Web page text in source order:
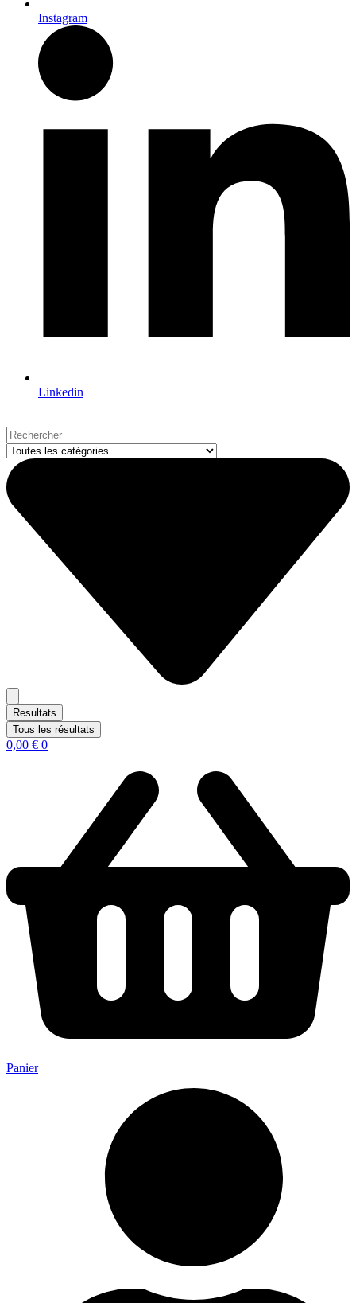
Instagram
Linkedin
Search
...
Resultats
Tous les résultats
0,00 € 0
Panier